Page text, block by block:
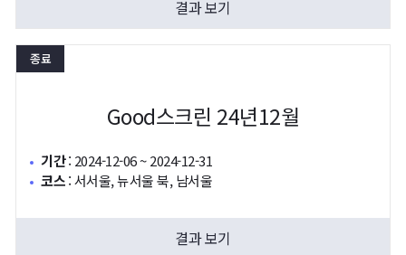
결과 보기
종료
Good스크린 24년12월
기간: 2024-12-06 ~ 2024-12-31
코스:서서울, 뉴서울 북, 남서울
결과 보기